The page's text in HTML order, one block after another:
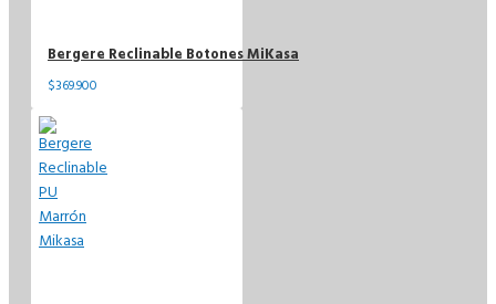
Bergere Reclinable Botones MiKasa
$369.900